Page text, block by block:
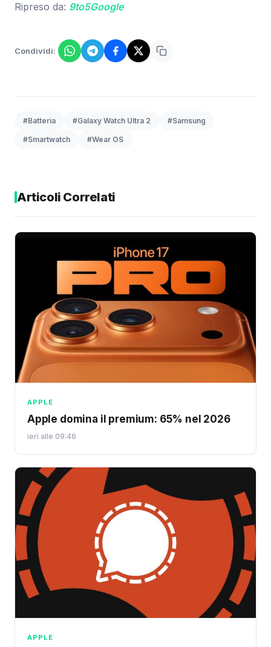
Ripreso da: 9to5Google
Condividi:
#Batteria #Galaxy Watch Ultra 2 #Samsung
#Smartwatch #Wear OS
Articoli Correlati
APPLE
Apple domina il premium: 65% nel 2026
ieri alle 09:46
APPLE